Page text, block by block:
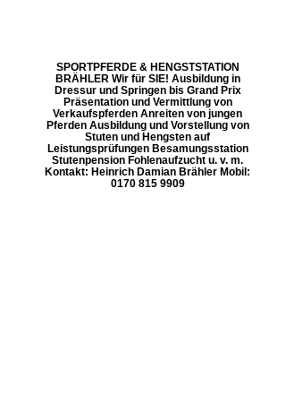
SPORTPFERDE & HENGSTSTATION
BRÄHLER Wir für SIE! Ausbildung in
Dressur und Springen bis Grand Prix
Präsentation und Vermittlung von
Verkaufspferden Anreiten von jungen
Pferden Ausbildung und Vorstellung von
Stuten und Hengsten auf
Leistungsprüfungen Besamungsstation
Stutenpension Fohlenaufzucht u. v. m.
Kontakt: Heinrich Damian Brähler Mobil:
0170 815 9909